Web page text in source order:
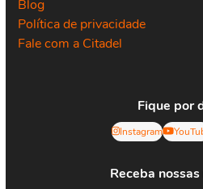
Blog
Política de privacidade
Fale com a Citadel
Fique por
Instagram
Receba